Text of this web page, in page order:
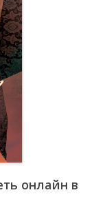
онлайн в